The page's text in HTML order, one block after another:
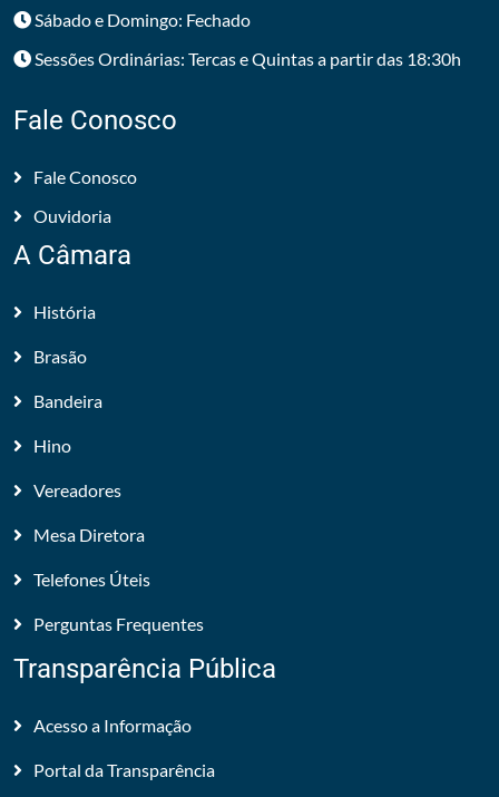
Sábado e Domingo: Fechado
Sessões Ordinárias: Tercas e Quintas a partir das 18:30h
Fale Conosco
Fale Conosco
Ouvidoria
A Câmara
História
Brasão
Bandeira
Hino
Vereadores
Mesa Diretora
Telefones Úteis
Perguntas Frequentes
Transparência Pública
Acesso a Informação
Portal da Transparência